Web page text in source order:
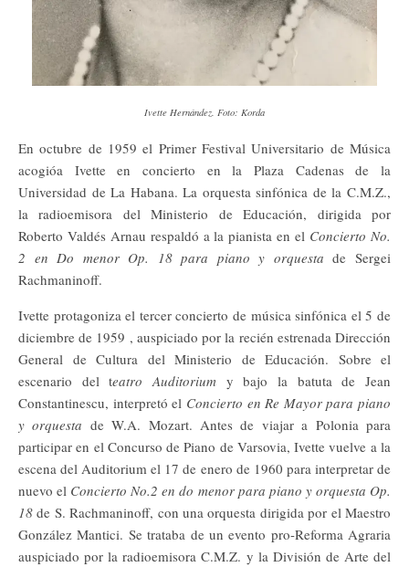
Ivette Hernández. Foto: Korda
En octubre de 1959 el Primer Festival Universitario de Música
acogióa Ivette en concierto en la Plaza Cadenas de la
Universidad de La Habana. La orquesta sinfónica de la C.M.Z.,
la radioemisora del Ministerio de Educación, dirigida por
Roberto Valdés Arnau respaldó a la pianista en el Concierto No.
2 en Do menor Op. 18 para piano y orquesta de Sergei
Rachmaninoff.
Ivette protagoniza el tercer concierto de música sinfónica el 5 de
diciembre de 1959 , auspiciado por la recién estrenada Dirección
General de Cultura del Ministerio de Educación. Sobre el
escenario del teatro Auditorium y bajo la batuta de Jean
Constantinescu, interpretó el Concierto en Re Mayor para piano
y orquesta de W.A. Mozart. Antes de viajar a Polonia para
participar en el Concurso de Piano de Varsovia, Ivette vuelve a la
escena del Auditorium el 17 de enero de 1960 para interpretar de
nuevo el Concierto No.2 en do menor para piano y orquesta Op.
18 de S. Rachmaninoff, con una orquesta dirigida por el Maestro
González Mantici. Se trataba de un evento pro-Reforma Agraria
auspiciado por la radioemisora C.M.Z. y la División de Arte del